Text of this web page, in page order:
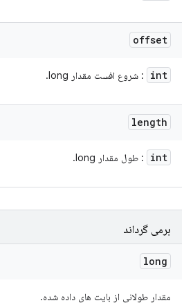
offset
int : شروع افست مقدار long.
length
int : طول مقدار long.
برمی گرداند
long
مقدار طولانی از بایت های داده شده.